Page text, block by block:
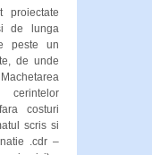
proiectate
de lunga
peste un
de unde
costuri
scris si
.cdr –